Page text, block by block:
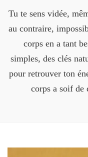
Tu te sens vidée,
au contraire,
corps en a tant
simples, des clés
pour retrouver ton
corps a soif de